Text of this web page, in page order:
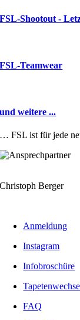
FSL-Shootout -
FSL-Teamwear
und weitere ...
… FSL ist für jede
Christoph Berger
Anmeldung
Instagram
Infobroschüre
FAQ